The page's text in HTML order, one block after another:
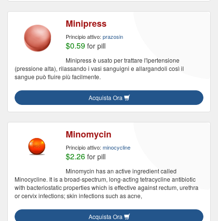
Minipress
Principio attivo: prazosin
$0.59 for pill
Minipress è usato per trattare l'ipertensione
(pressione alta), rilassando i vasi sanguigni e allargandoli così il
sangue può fluire più facilmente.
Acquista Ora
Minomycin
Principio attivo: minocycline
$2.26 for pill
Minomycin has an active ingredient called
Minocycline. It is a broad-spectrum, long-acting tetracycline antibiotic
with bacteriostatic properties which is effective against rectum, urethra
or cervix infections; skin infections such as acne,
Acquista Ora